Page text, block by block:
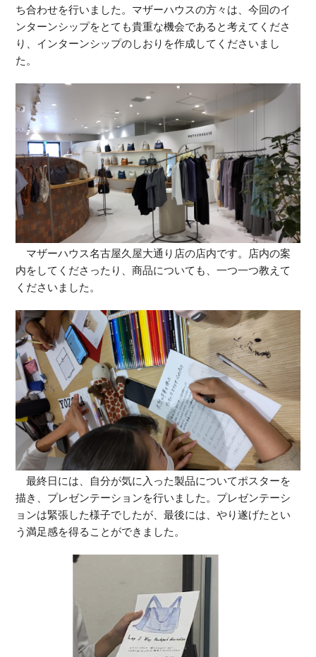
ち合わせを行いました。マザーハウスの方々は、今回のイ
ンターンシップをとても貴重な機会であると考えてくださ
り、インターンシップのしおりを作成してくださいまし
た。
マザーハウス名古屋久屋大通り店の店内です。店内の案
内をしてくださったり、商品についても、一つ一つ教えて
くださいました。
最終日には、自分が気に入った製品についてポスターを
描き、プレゼンテーションを行いました。プレゼンテーシ
ョンは緊張した様子でしたが、最後には、やり遂げたとい
う満足感を得ることができました。